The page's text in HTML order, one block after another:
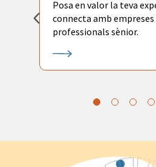
Posa en valor la teva
connecta amb empreses
professionals sènior.